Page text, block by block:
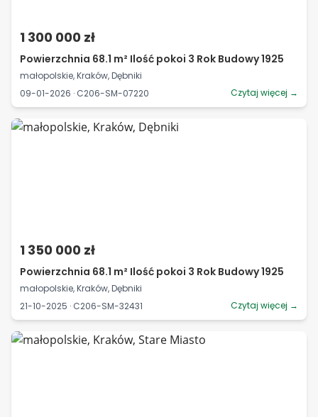
1 300 000 zł
Powierzchnia 68.1 m² Ilość pokoi 3 Rok Budowy 1925
małopolskie, Kraków, Dębniki
09-01-2026 · C206-SM-07220
Czytaj więcej →
1 350 000 zł
Powierzchnia 68.1 m² Ilość pokoi 3 Rok Budowy 1925
małopolskie, Kraków, Dębniki
21-10-2025 · C206-SM-32431
Czytaj więcej →